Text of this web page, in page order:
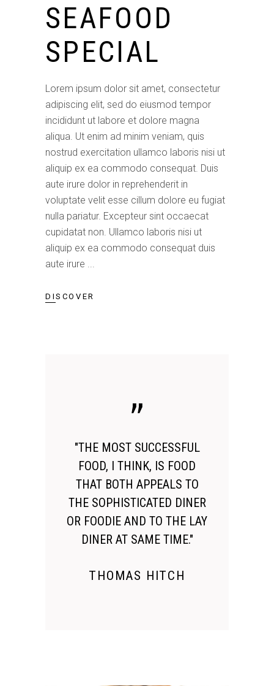
SEAFOOD
SPECIAL
Lorem ipsum dolor sit amet, consectetur
adipiscing elit, sed do eiusmod tempor
incididunt ut labore et dolore magna
aliqua. Ut enim ad minim veniam, quis
nostrud exercitation ullamco laboris nisi ut
aliquip ex ea commodo consequat. Duis
aute irure dolor in reprehenderit in
voluptate velit esse cillum dolore eu fugiat
nulla pariatur. Excepteur sint occaecat
cupidatat non. Ullamco laboris nisi ut
aliquip ex ea commodo consequat duis
aute irure
DISCOVER
"THE MOST SUCCESSFUL
FOOD, I THINK, IS FOOD
THAT BOTH APPEALS TO
THE SOPHISTICATED DINER
OR FOODIE AND TO THE LAY
DINER AT SAME TIME."
THOMAS HITCH